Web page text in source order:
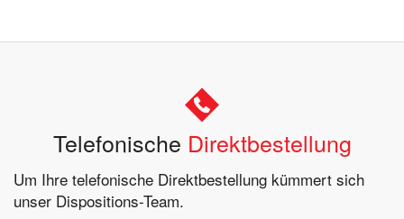
Telefonische Direktbestellung
Um Ihre telefonische Direktbestellung kümmert sich
unser Dispositions-Team.